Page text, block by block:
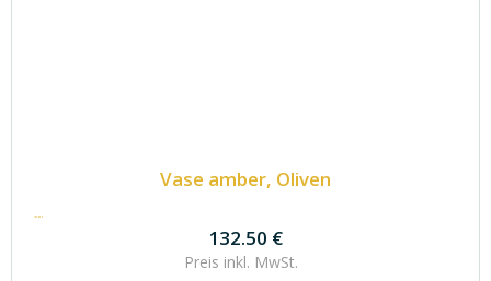
Vase amber, Oliven
132.50 €
132.50 €
Preis inkl. MwSt.